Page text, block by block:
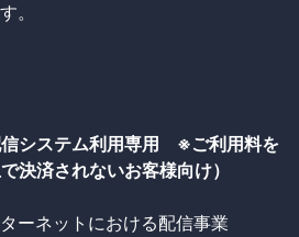
。
システム利用専用 ※ご利用料を
決済されないお客様向け）
ーネットにおける配信事業